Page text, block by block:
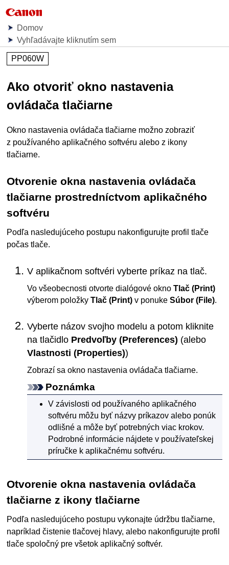
Domov
Vyhľadávajte kliknutím sem
PP060W
Ako otvoriť okno nastavenia
ovládača tlačiarne
Okno nastavenia ovládača tlačiarne možno zobraziť
z používaného aplikačného softvéru alebo z ikony
tlačiarne.
Otvorenie okna nastavenia ovládača
tlačiarne prostredníctvom aplikačného
softvéru
Podľa nasledujúceho postupu nakonfigurujte profil tlače
počas tlače.
V aplikačnom softvéri vyberte príkaz na tlač.
Vo všeobecnosti otvorte dialógové oknoTlač (Print)
výberom položkyTlač (Print) v ponukeSúbor (File).
Vyberte názov svojho modelu a potom kliknite
na tlačidlo Predvoľby (Preferences) (alebo
Vlastnosti (Properties))
Zobrazí sa okno nastavenia ovládača tlačiarne.
Poznámka
V závislosti od používaného aplikačného
softvéru môžu byť názvy príkazov alebo ponúk
odlišné a môže byť potrebných viac krokov.
Podrobné informácie nájdete v používateľskej
príručke k aplikačnému softvéru.
Otvorenie okna nastavenia ovládača
tlačiarne z ikony tlačiarne
Podľa nasledujúceho postupu vykonajte údržbutlačiarne,
napríklad čistenie tlačovej hlavy, alebo nakonfigurujte profil
tlače spoločný pre všetok aplikačný softvér.